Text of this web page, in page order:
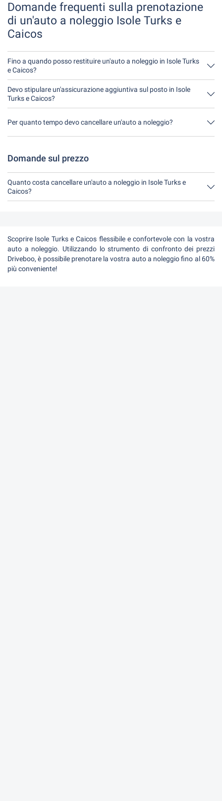
Scoprire Isole Turks e Caicos flessibile e confortevole con la vostra
auto a noleggio. Utilizzando lo strumento di confronto dei prezzi
Driveboo, è possibile prenotare la vostra auto a noleggio fino al 60%
più conveniente!
Domande frequenti sulla prenotazione
di un'auto a noleggio Isole Turks e
Caicos
Fino a quando posso restituire un'auto a noleggio in Isole Turks
e Caicos?
In linea di principio, potete restituire l'auto a noleggio in qualsiasi
momento della giornata. L'unica cosa importante è che non
restituiate l'auto a noleggio più tardi di quanto indicato al
Devo stipulare un'assicurazione aggiuntiva sul posto in Isole
Turks e Caicos?
È meglio prenotare l'assicurazione completa senza franchigia
assicurazione aggiuntiva in loco.
Per quanto tempo devo cancellare un'auto a noleggio?
Avete a disposizione fino a 24 ore prima del noleggio, entro
Domande sul prezzo
Quanto costa cancellare un'auto a noleggio in Isole Turks e
Caicos?
Fino a 24 ore prima del noleggio, la cancellazione durante l'orario